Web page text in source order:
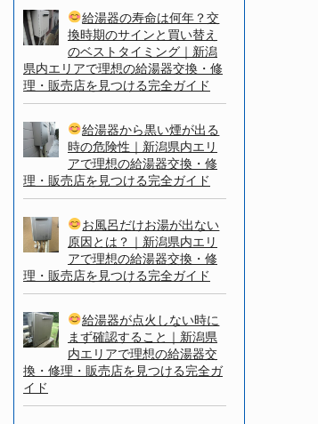
給湯器の寿命は何年？交
換時期のサインと買い替え
のベストタイミング｜新潟
県内エリアで理想の給湯器交換・修
理・販売店を見つける完全ガイド
給湯器から黒い煙が出る
時の危険性｜新潟県内エリ
アで理想の給湯器交換・修
理・販売店を見つける完全ガイド
お風呂だけお湯が出ない
原因とは？｜新潟県内エリ
アで理想の給湯器交換・修
理・販売店を見つける完全ガイド
給湯器が点火しない時に
まず確認すること｜新潟県
内エリアで理想の給湯器交
換・修理・販売店を見つける完全ガ
イド